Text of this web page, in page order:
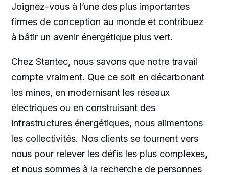
Joignez-vous à l’une des plus importantes
firmes de conception au monde et contribuez
à bâtir un avenir énergétique plus vert.
Chez Stantec, nous savons que notre travail
compte vraiment. Que ce soit en décarbonant
les mines, en modernisant les réseaux
électriques ou en construisant des
infrastructures énergétiques, nous alimentons
les collectivités. Nos clients se tournent vers
nous pour relever les défis les plus complexes,
et nous sommes à la recherche de personnes